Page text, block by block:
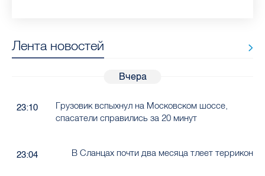
Грузовик вспыхнул на Московском шоссе,
В Сланцах почти два месяца тлеет террикон